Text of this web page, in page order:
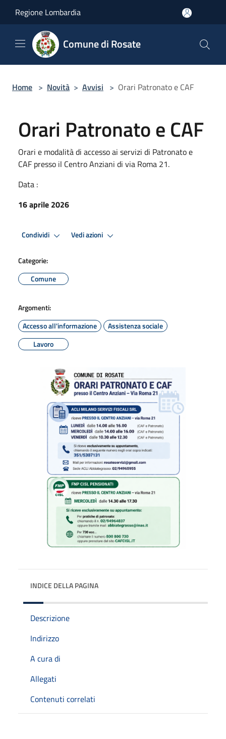
Regione Lombardia
Comune di Rosate
Home > Novità > Avvisi > Orari Patronato e CAF
Orari Patronato e CAF
Orari e modalità di accesso ai servizi di Patronato e
CAF presso il Centro Anziani di via Roma 21.
Data :
16 aprile 2026
Condividi Vedi azioni
Categorie:
Comune
Argomenti:
Accesso all'informazione
Assistenza sociale
Lavoro
INDICE DELLA PAGINA
Descrizione
Indirizzo
A cura di
Allegati
Contenuti correlati